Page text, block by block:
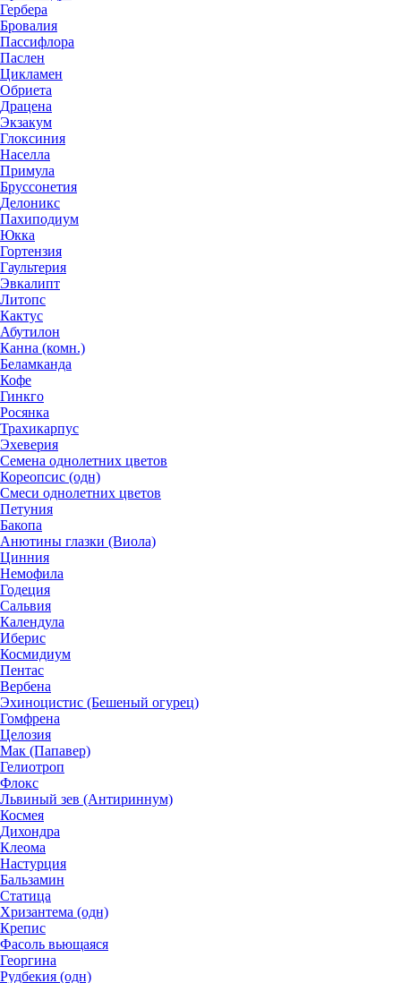
Гербера
Бровалия
Пассифлора
Паслен
Цикламен
Обриета
Драцена
Экзакум
Глоксиния
Населла
Примула
Бруссонетия
Делоникс
Пахиподиум
Юкка
Гортензия
Гаультерия
Эвкалипт
Литопс
Кактус
Абутилон
Канна (комн.)
Беламканда
Кофе
Гинкго
Росянка
Трахикарпус
Эхеверия
Семена однолетних цветов
Кореопсис (одн)
Смеси однолетних цветов
Петуния
Бакопа
Анютины глазки (Виола)
Цинния
Немофила
Годеция
Сальвия
Календула
Иберис
Космидиум
Пентас
Вербена
Эхиноцистис (Бешеный огурец)
Гомфрена
Целозия
Мак (Папавер)
Гелиотроп
Флокс
Львиный зев (Антириннум)
Космея
Дихондра
Клеома
Настурция
Бальзамин
Статица
Хризантема (одн)
Крепис
Фасоль вьющаяся
Георгина
Рудбекия (одн)